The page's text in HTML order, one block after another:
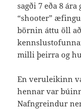
sagði 7 eða 8
“shooter”
börnin áttu öll
milli þeirra og
En veruleikinn
hennar var
Nafngreindur